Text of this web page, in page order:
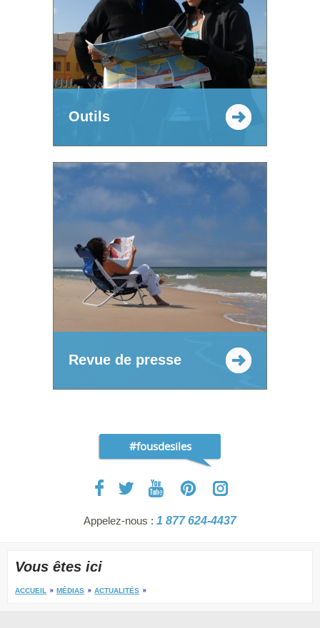
Outils
Revue de presse
#fousdesiles
Appelez-nous : 1 877 624-4437
Vous êtes ici
ACCUEIL MÉDIAS ACTUALITÉS